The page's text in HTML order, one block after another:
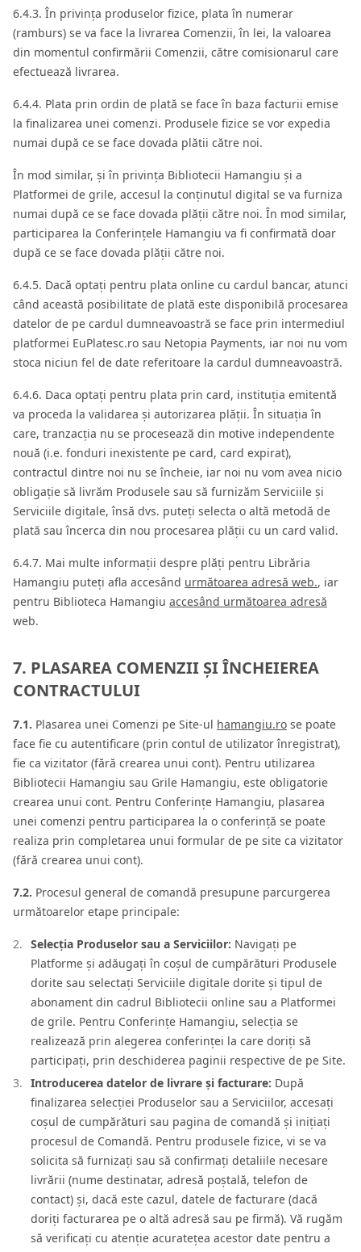
6.4.3. În privința produselor fizice, plata în numerar
(ramburs) se va face la livrarea Comenzii, în lei, la valoarea
din momentul confirmării Comenzii, către comisionarul care
efectuează livrarea.
6.4.4. Plata prin ordin de plată se face în baza facturii emise
la finalizarea unei comenzi. Produsele fizice se vor expedia
numai după ce se face dovada plătii către noi.
În mod similar, și în privința Bibliotecii Hamangiu și a
Platformei de grile, accesul la conținutul digital se va furniza
numai după ce se face dovada plății către noi. În mod similar,
participarea la Conferințele Hamangiu va fi confirmată doar
după ce se face dovada plății către noi.
6.4.5. Dacă optați pentru plata online cu cardul bancar, atunci
când această posibilitate de plată este disponibilă procesarea
datelor de pe cardul dumneavoastră se face prin intermediul
platformei EuPlatesc.ro sau Netopia Payments, iar noi nu vom
stoca niciun fel de date referitoare la cardul dumneavoastră.
6.4.6. Daca optați pentru plata prin card, instituția emitentă
va proceda la validarea și autorizarea plății. În situația în
care, tranzacția nu se procesează din motive independente
nouă (i.e. fonduri inexistente pe card, card expirat),
contractul dintre noi nu se încheie, iar noi nu vom avea nicio
obligație să livrăm Produsele sau să furnizăm Serviciile și
Serviciile digitale, însă dvs. puteți selecta o altă metodă de
plată sau încerca din nou procesarea plății cu un card valid.
6.4.7. Mai multe informații despre plăți pentru Librăria
Hamangiu puteți afla accesând următoarea adresă web., iar
pentru Biblioteca Hamangiu accesând următoarea adresă
web.
7. PLASAREA COMENZII ȘI ÎNCHEIEREA
CONTRACTULUI
7.1. Plasarea unei Comenzi pe Site-ul hamangiu.ro se poate
face fie cu autentificare (prin contul de utilizator înregistrat),
fie ca vizitator (fără crearea unui cont). Pentru utilizarea
Bibliotecii Hamangiu sau Grile Hamangiu, este obligatorie
crearea unui cont. Pentru Conferințe Hamangiu, plasarea
unei comenzi pentru participarea la o conferință se poate
realiza prin completarea unui formular de pe site ca vizitator
(fără crearea unui cont).
7.2. Procesul general de comandă presupune parcurgerea
următoarelor etape principale:
Selecția Produselor sau a Serviciilor: Navigați pe
Platforme și adăugați în coșul de cumpărături Produsele
dorite sau selectați Serviciile digitale dorite și tipul de
abonament din cadrul Bibliotecii online sau a Platformei
de grile. Pentru Conferințe Hamangiu, selecția se
realizează prin alegerea conferinței la care doriți să
participați, prin deschiderea paginii respective de pe Site.
Introducerea datelor de livrare și facturare: După
finalizarea selecției Produselor sau a Serviciilor, accesați
coșul de cumpărături sau pagina de comandă și inițiați
procesul de Comandă. Pentru produsele fizice, vi se va
solicita să furnizați sau să confirmați detaliile necesare
livrării (nume destinatar, adresă poștală, telefon de
contact) și, dacă este cazul, datele de facturare (dacă
doriți facturarea pe o altă adresă sau pe firmă). Vă rugăm
să verificați cu atenție acuratețea acestor date pentru a